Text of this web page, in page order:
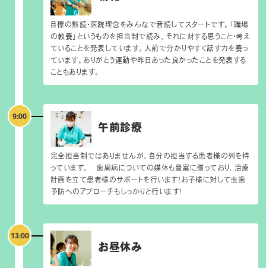
目標の黙読・医院理念をみんなで音読してスタートです。「職場
の教養」というものを担当制で読み、それに対する思うこと・考え
ていることを発表しています。人前で分かりやすく話す力を養っ
ています。ありがとう運動や昨日あった良かったことを発表する
こともあります。
9:00
午前診療
完全担当制ではありませんが、自分の担当する患者様の列を持
っています。 歯周病についての媒体も豊富に揃っており、治療
計画を立て患者様のサポートを行います！お子様に対して虫歯
予防へのアプローチもしっかりと行います！
13:00
お昼休み